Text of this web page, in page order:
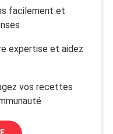
facilement et
expertise et aidez
vos recettes